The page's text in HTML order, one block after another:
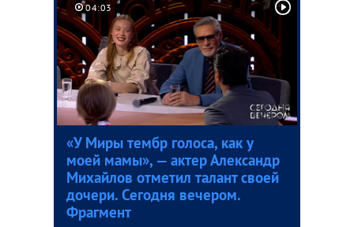
04:03
«У Миры тембр голоса, как у
моей мамы», — актер Александр
Михайлов отметил талант своей
дочери. Сегодня вечером.
Фрагмент